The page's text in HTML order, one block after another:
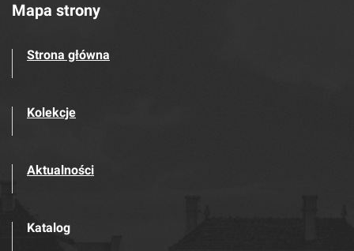
Mapa strony
Strona główna
Kolekcje
Aktualności
Katalog